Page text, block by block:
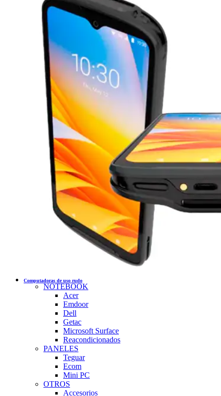
Computadoras de uso rudo
NOTEBOOK
Acer
Emdoor
Dell
Getac
Microsoft Surface
Reacondicionados
PANELES
Teguar
Ecom
Mini PC
OTROS
Accesorios